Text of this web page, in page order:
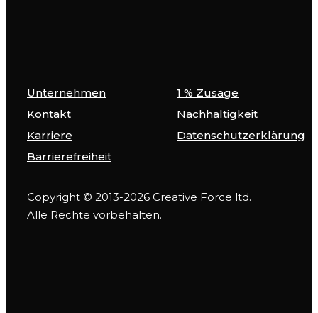
Unternehmen
1 % Zusage
Kontakt
Nachhaltigkeit
Karriere
Datenschutzerklärung
Barrierefreiheit
Copyright © 2013-2026 Creative Force ltd.
Alle Rechte vorbehalten.